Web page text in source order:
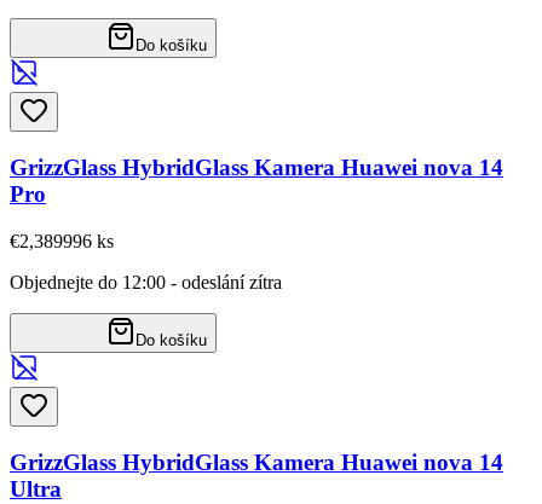
Do košíku
GrizzGlass HybridGlass Kamera Huawei nova 14
Pro
€2,389996 ks
Objednejte do 12:00 - odeslání zítra
Do košíku
GrizzGlass HybridGlass Kamera Huawei nova 14
Ultra